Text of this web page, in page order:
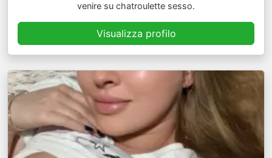
venire su chatroulette sesso.
Visualizza profilo